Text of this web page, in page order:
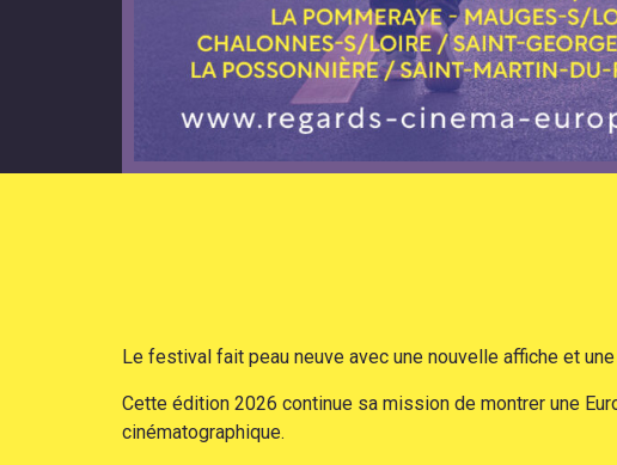
Le festival fait peau neuve avec une nouvelle affiche et
Cette édition 2026 continue sa mission de montrer une
cinématographique.